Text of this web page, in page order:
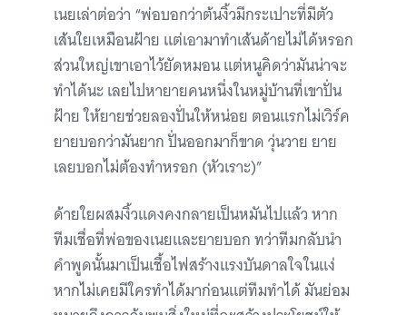
เนยเล่าต่อว่า “พ่อบอกว่าต้นงิ้วมีกระเปาะที่มีตัว
เส้นใยเหมือนฝ้าย แต่เอามาทำเส้นด้ายไม่ได้หรอก
ส่วนใหญ่เขาเอาไว้ยัดหมอน แต่หนูคิดว่ามันน่าจะ
ทำได้นะ เลยไปหายายคนหนึ่งในหมู่บ้านที่เขาปั่น
ฝ้าย ให้ยายช่วยลองปั่นให้หน่อย ตอนแรกไม่เวิร์ค
ยายบอกว่ามันยาก ปั่นออกมาก็ขาด วุ่นวาย ยาย
เลยบอกไม่ต้องทำหรอก (หัวเราะ)”
ด้ายใยผสมงิ้วแดงคงกลายเป็นหมันไปแล้ว หาก
ทีมเชื่อที่พ่อของเนยและยายบอก ทว่าทีมกลับนำ
คำพูดนั้นมาเป็นเชื้อไฟสร้างแรงบันดาลใจในแง่
หากไม่เคยมีใครทำได้มาก่อนแต่ทีมทำได้ มันย่อม